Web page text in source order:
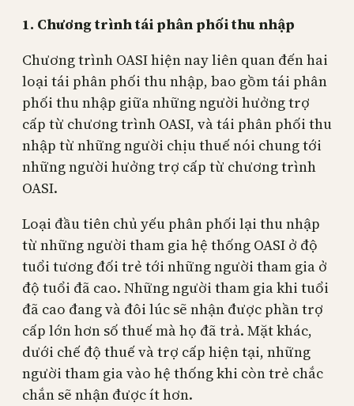
1. Chương trình tái phân phối thu nhập
Chương trình OASI hiện nay liên quan đến hai
loại tái phân phối thu nhập, bao gồm tái phân
phối thu nhập giữa những người hưởng trợ
cấp từ chương trình OASI, và tái phân phối thu
nhập từ những người chịu thuế nói chung tới
những người hưởng trợ cấp từ chương trình
OASI.
Loại đầu tiên chủ yếu phân phối lại thu nhập
từ những người tham gia hệ thống OASI ở độ
tuổi tương đối trẻ tới những người tham gia ở
độ tuổi đã cao. Những người tham gia khi tuổi
đã cao đang và đôi lúc sẽ nhận được phần trợ
cấp lớn hơn số thuế mà họ đã trả. Mặt khác,
dưới chế độ thuế và trợ cấp hiện tại, những
người tham gia vào hệ thống khi còn trẻ chắc
chắn sẽ nhận được ít hơn.